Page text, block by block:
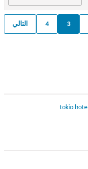
3
4 التالي